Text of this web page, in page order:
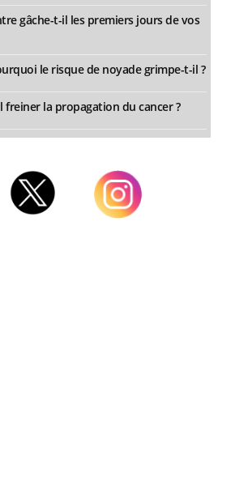
gâche-t-il les premiers jours de vos
le risque de noyade grimpe-t-il ?
freiner la propagation du cancer ?